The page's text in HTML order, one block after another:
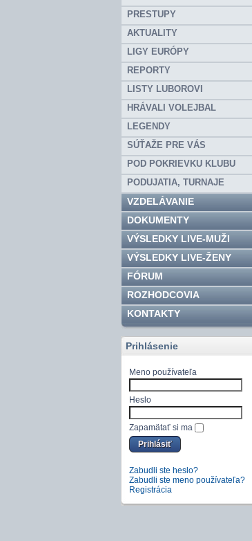
PRESTUPY
AKTUALITY
LIGY EURÓPY
REPORTY
LISTY LUBOROVI
HRÁVALI VOLEJBAL
LEGENDY
SÚŤAŽE PRE VÁS
POD POKRIEVKU KLUBU
PODUJATIA, TURNAJE
VZDELÁVANIE
DOKUMENTY
VÝSLEDKY LIVE-MUŽI
VÝSLEDKY LIVE-ŽENY
FÓRUM
ROZHODCOVIA
KONTAKTY
Prihlásenie
Meno používateľa
Heslo
Zapamätať si ma
Zabudli ste heslo?
Zabudli ste meno používateľa?
Registrácia